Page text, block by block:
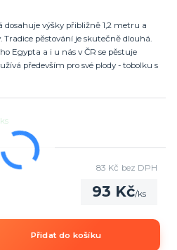
dosahuje výšky přibližně 1,2 metru a
pěstování je skutečně dlouhá.
Egypta a i u nás v ČR se pěstuje
především pro své plody - tobolku s
93 Kč/ks
83 Kč bez DPH
Přidat do košíku